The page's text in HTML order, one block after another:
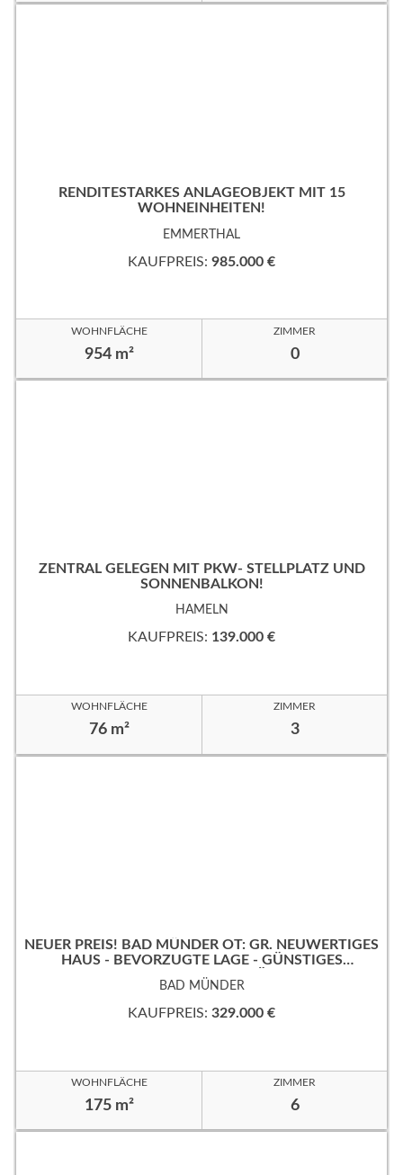
RENDITESTARKES ANLAGEOBJEKT MIT 15
WOHNEINHEITEN!
EMMERTHAL
KAUFPREIS: 985.000 €
WOHNFLÄCHE
954 m²
ZIMMER
0
ZENTRAL GELEGEN MIT PKW- STELLPLATZ UND
SONNENBALKON!
HAMELN
KAUFPREIS: 139.000 €
WOHNFLÄCHE
76 m²
ZIMMER
3
NEUER PREIS! BAD MÜNDER OT: GR. NEUWERTIGES
HAUS - BEVORZUGTE LAGE - GÜNSTIGES
ERBPACHTGRUNDSTÜCK!
BAD MÜNDER
KAUFPREIS: 329.000 €
WOHNFLÄCHE
175 m²
ZIMMER
6